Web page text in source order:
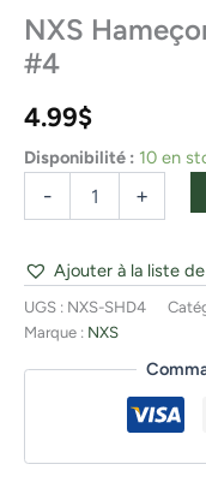
NXS
#4
4.99$
Disponibilité : 10 en
- +
Ajouter à la liste
UGS : NXS-SHD4
Marque : NXS